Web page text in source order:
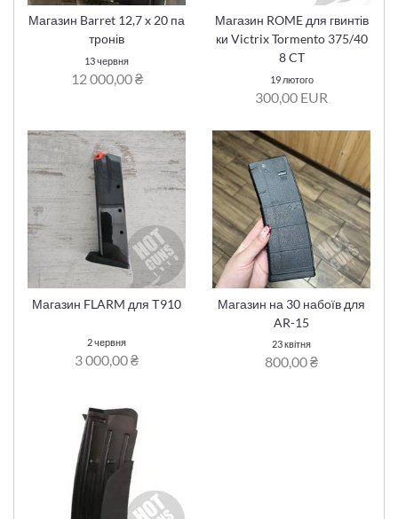
Магазин Barret 12,7 x 20 па
тронів
13 червня
12 000,00 ₴
Магазин ROME для гвинтів
ки Victrix Tormento 375/40
8 CT
19 лютого
300,00 EUR
Магазин FLARM для Т910
2 червня
3 000,00 ₴
Магазин на 30 набоїв для
AR-15
23 квітня
800,00 ₴